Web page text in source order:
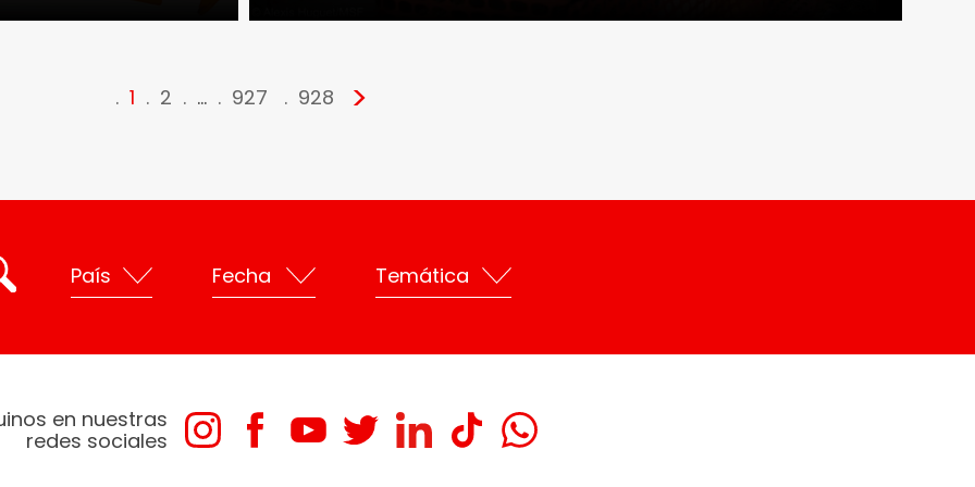
1 2 … 927 928 >
en nuestras
redes sociales